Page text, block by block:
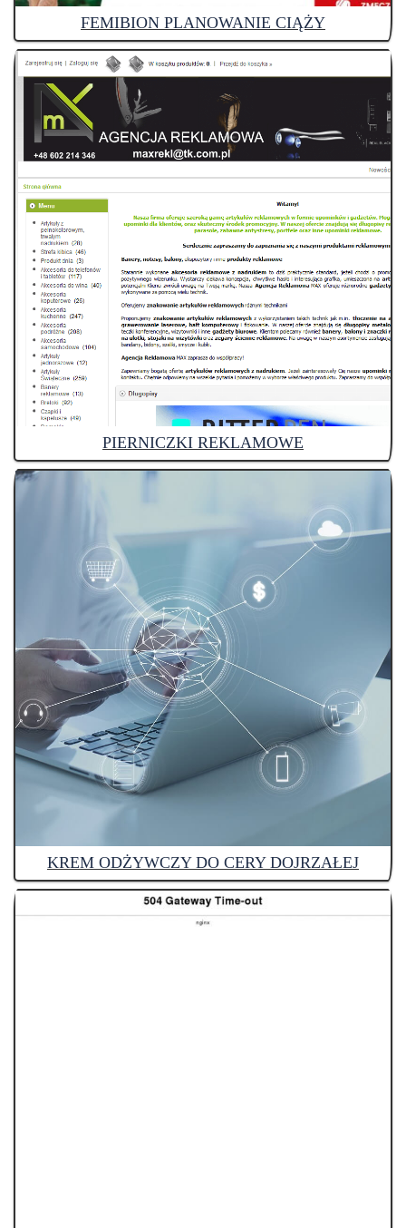
FEMIBION PLANOWANIE CIĄŻY
PIERNICZKI REKLAMOWE
KREM ODŻYWCZY DO CERY DOJRZAŁEJ